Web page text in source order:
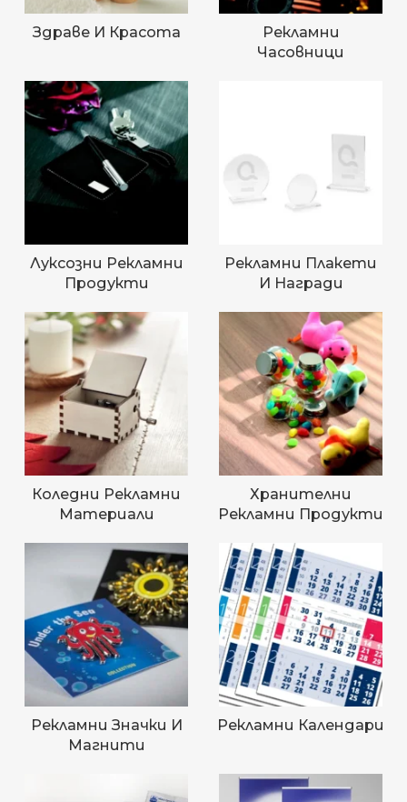
Здраве И Красота
Рекламни
Часовници
Луксозни Рекламни
Продукти
Рекламни Плакети
И Награди
Коледни Рекламни
Материали
Хранителни
Рекламни Продукти
Рекламни Значки И
Магнити
Рекламни Календари